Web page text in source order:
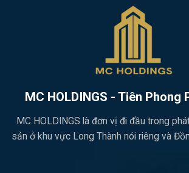
MC HOLDINGS - Tiên Phong
MC HOLDINGS là đơn vị đi đầu trong
sản ở khu vực Long Thành nói riêng và